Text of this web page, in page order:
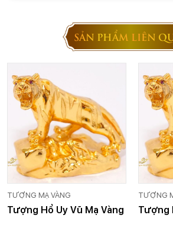
SẢN PHẨM LIÊN
TƯỢNG MẠ VÀNG
Tượng Hổ Uy Vũ Mạ Vàng
TƯỢNG
Tượng